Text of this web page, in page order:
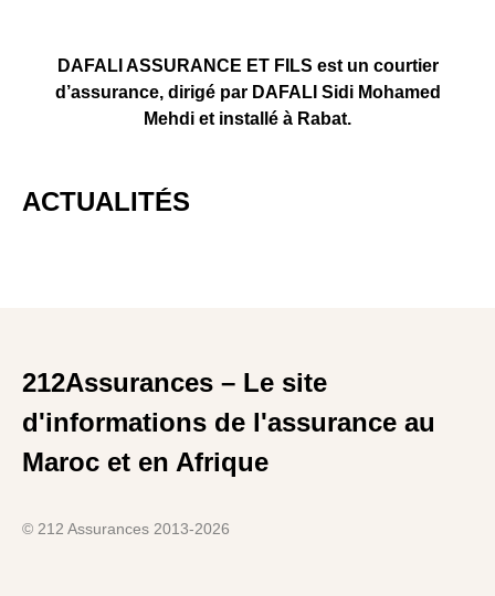
DAFALI ASSURANCE ET FILS est un courtier
d’assurance, dirigé par DAFALI Sidi Mohamed
Mehdi et installé à Rabat.
ACTUALITÉS
212Assurances – Le site
d'informations de l'assurance au
Maroc et en Afrique
© 212 Assurances 2013-2026